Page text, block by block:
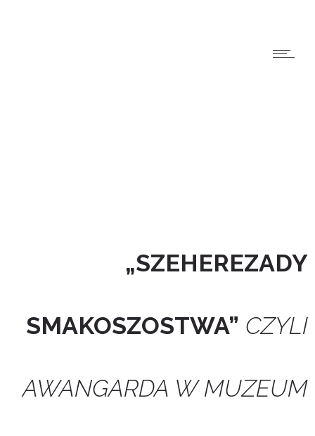
„SZEHEREZADY
SMAKOSZOSTWA” CZYLI
AWANGARDA W MUZEUM